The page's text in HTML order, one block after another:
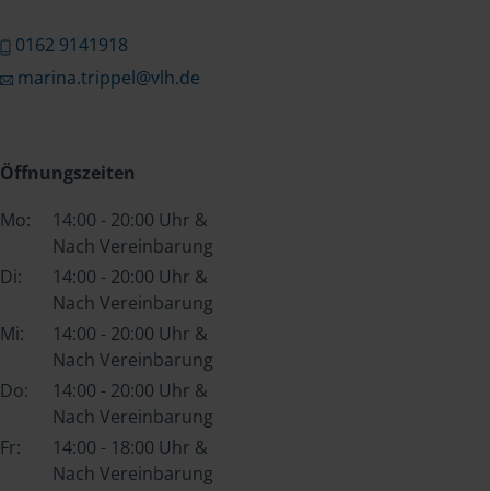
0162 9141918
marina.trippel@vlh.de
Öffnungszeiten
Mo:
14:00 - 20:00 Uhr &
Nach Vereinbarung
Di:
14:00 - 20:00 Uhr &
Nach Vereinbarung
Mi:
14:00 - 20:00 Uhr &
Nach Vereinbarung
Do:
14:00 - 20:00 Uhr &
Nach Vereinbarung
Fr:
14:00 - 18:00 Uhr &
Nach Vereinbarung